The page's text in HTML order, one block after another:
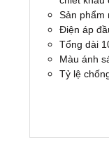
Sản phẩm
Điện áp
Tổng dài
Màu ánh
Tỷ lệ